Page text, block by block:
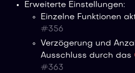
Erweiterte Einstellungen:
Einzelne Funktionen
#356
Verzögerung und
Ausschluss durch das
#363